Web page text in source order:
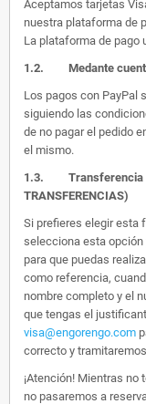
Aceptamos tarjetas
nuestra plataforma de
La plataforma de pago
1.2. Medante
Los pagos con PayPal
siguiendo las
de no pagar el pedido
el mismo.
1.3. Transferencia
TRANSFERENCIAS)
Si prefieres elegir esta
selecciona esta
para que puedas
como referencia,
nombre completo y el
que tengas el
visa@engorengo.com
correcto y
¡Atención! Mientras
no pasaremos a